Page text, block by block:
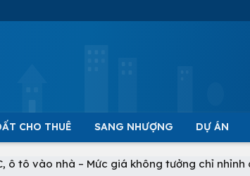
CHO THUÊ SANG NHƯỢNG DỰ ÁN